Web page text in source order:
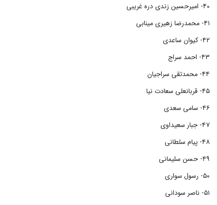
۴۰- امیرحسین زندی دره غریبی
۴۱- محمدرضا زهیری مینابی
۴۲- کیوان ساعدی
۴۳- احمد سراج
۴۴- محمدتقی سراجیان
۴۵- قربانعلی سعادت نیا
۴۶- سامی سعدی
۴۷- جبار سعیداوی
۴۸- پیام سلطانی
۴۹- حسن سلیمانی
۵۰- رسول سواری
۵۱- ناصر سودانی